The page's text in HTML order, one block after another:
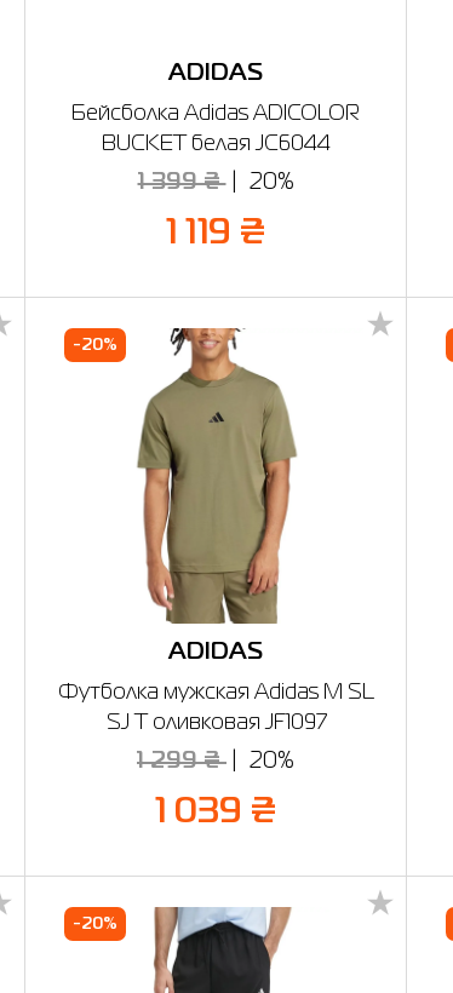
ADIDAS
Бейсболка Adidas ADICOLOR
BUCKET белая JC6044
1 399 ₴ 20%
1 119 ₴
-20%
ADIDAS
Футболка мужская Adidas M SL
SJ T оливковая JF1097
1 299 ₴ 20%
1 039 ₴
-20%